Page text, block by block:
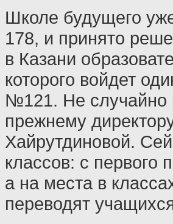
Школе будущего
178, и принято
в Казани
которого войдет
№121. Не случайно
прежнему
Хайрутдиновой.
классов: с
а на места в
переводят